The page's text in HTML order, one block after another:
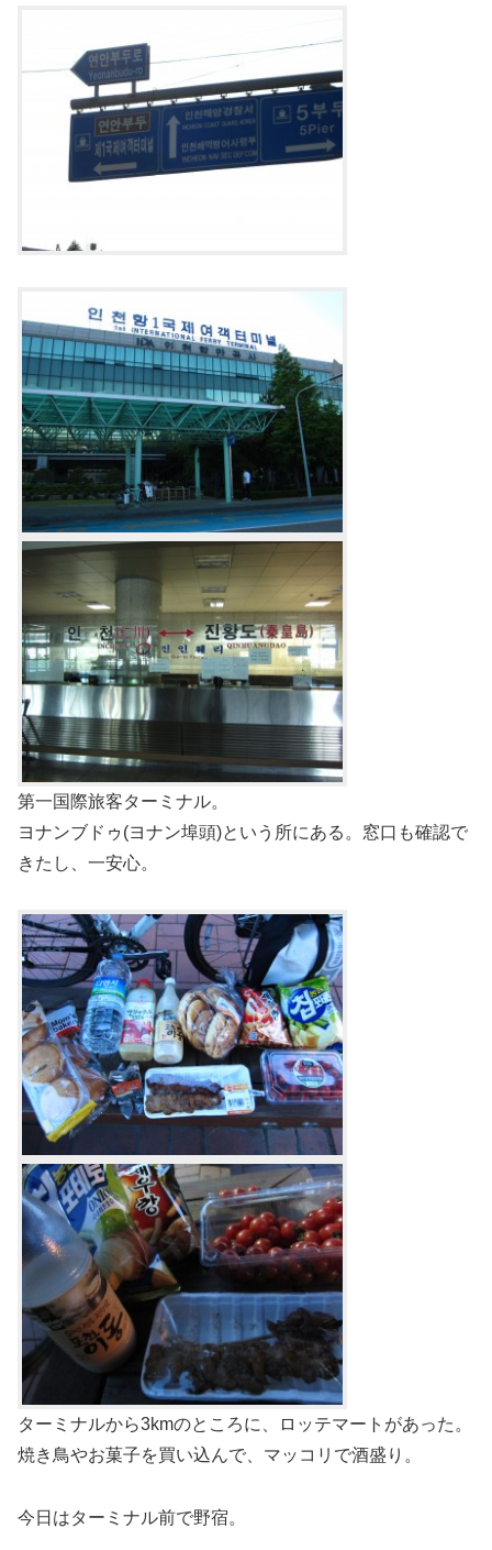
第一国際旅客ターミナル。
ヨナンブドゥ(ヨナン埠頭)という所にある。窓口も確認で
きたし、一安心。
ターミナルから3kmのところに、ロッテマートがあった。
焼き鳥やお菓子を買い込んで、マッコリで酒盛り。
今日はターミナル前で野宿。